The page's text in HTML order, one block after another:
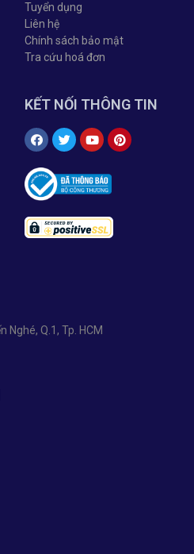
Tuyển dụng
Liên hệ
Chính sách bảo mật
Tra cứu hoá đơn
KẾT NỐI THÔNG TIN
Nghé, Q.1, Tp. HCM